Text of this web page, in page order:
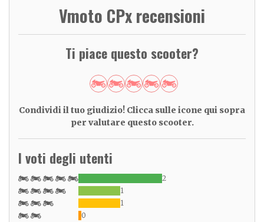
Vmoto CPx recensioni
Ti piace questo scooter?
Condividi il tuo giudizio! Clicca sulle icone qui sopra
per valutare questo scooter.
I voti degli utenti
2
1
1
0